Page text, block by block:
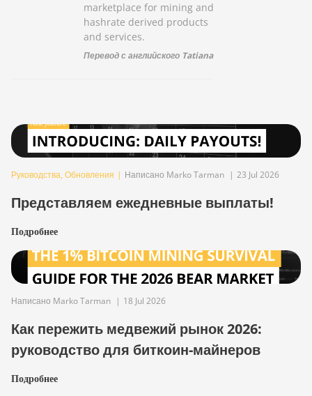
marketplace for mining and
hashrate derived products
and services.
Перевод с английского Tatiana
Руководства, Обновления | Написано Marko Tarman | 23 Jul 2026
Представляем ежедневные выплаты!
Подробнее
Написано Marko Tarman | 18 Jul 2026
Как пережить медвежий рынок 2026:
руководство для биткоин-майнеров
Подробнее